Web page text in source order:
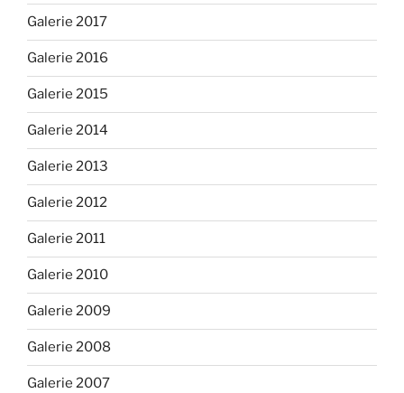
Galerie 2017
Galerie 2016
Galerie 2015
Galerie 2014
Galerie 2013
Galerie 2012
Galerie 2011
Galerie 2010
Galerie 2009
Galerie 2008
Galerie 2007